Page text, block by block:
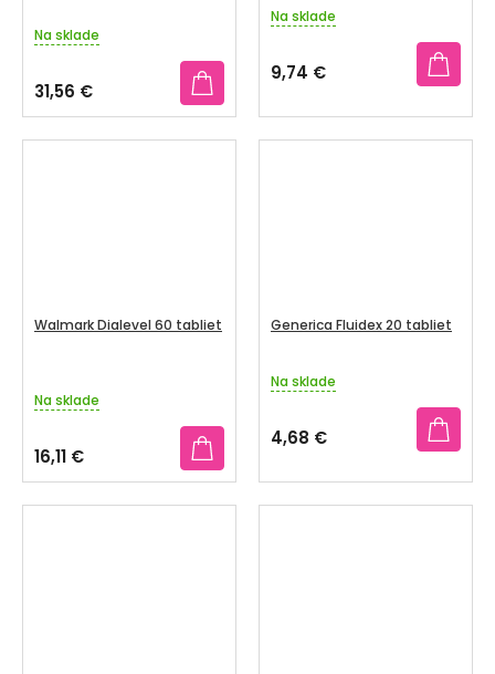
Na sklade
31,56 €
Priemerné
produktu
je
z
5
Na sklade
9,74 €
Walmark Dialevel 60 tabliet
Na sklade
16,11 €
Generica Fluidex 20 tabliet
Priemerné
produktu
je
z
5
Na sklade
4,68 €